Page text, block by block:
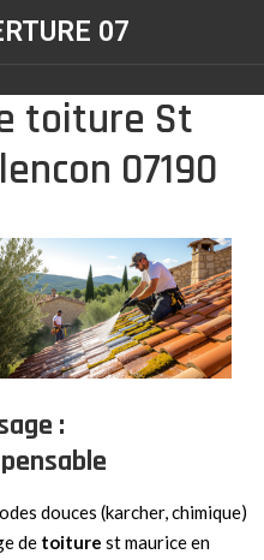
07
toiture St
07190
:
douces (karcher, chimique)
de toiture st maurice en